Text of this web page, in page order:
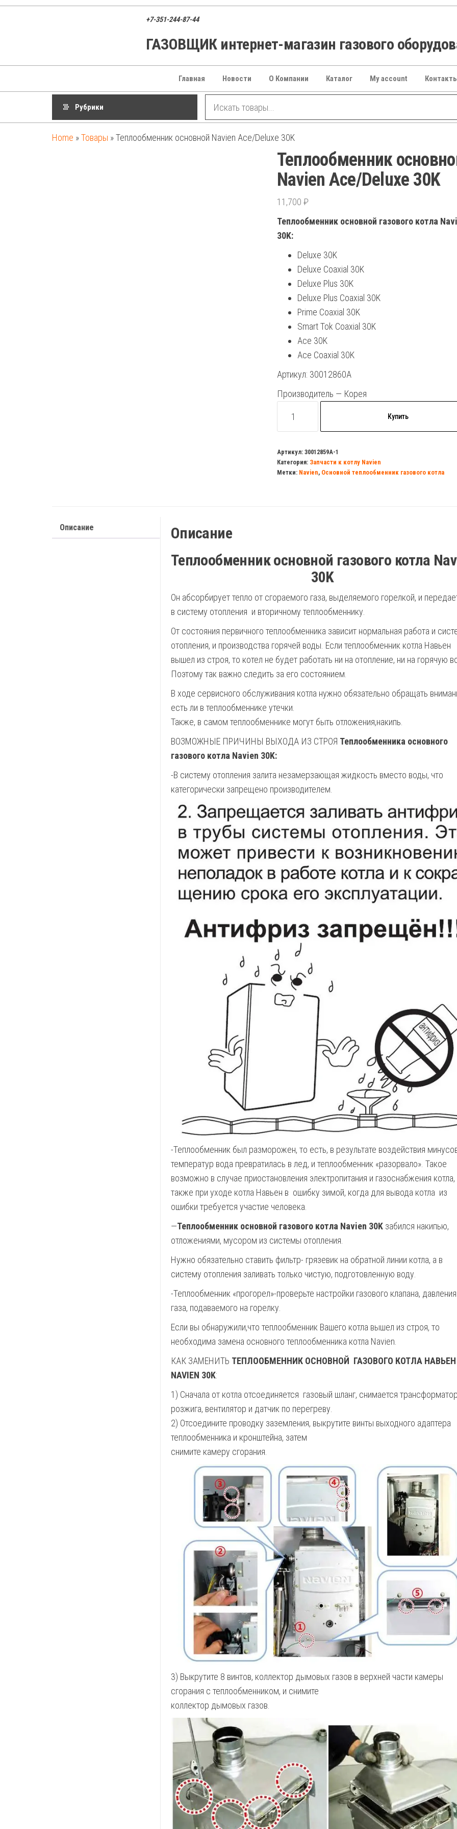
Перейти
отопления
+7-351-244-87-44
ГАЗОВЩИК интернет-магазин газового
Главная Новости О Компании Каталог My account
Рубрики
Home »Товары »Теплообменник основной Navien Ace/Deluxe 30K
Теплообменник
Navien Ace/Deluxe 30K
11,700 ₽
Теплообменник основной газового котла
30K:
Deluxe 30K
Deluxe Coaxial 30K
Deluxe Plus 30K
Deluxe Plus Coaxial 30K
Prime Coaxial 30K
Smart Tok Coaxial 30K
Ace 30K
Ace Coaxial 30K
Артикул: 30012860A
Производитель — Корея
товара
основной
Navien
Ace/Deluxe
Купить
Артикул: 30012859A-1
Категория: Запчасти к котлу Navien
Метки: Navien, Основной теплообменник газового котла
Описание
Описание
Теплообменник основной газового котла
30K
Он абсорбирует тепло от сгораемого газа, выделяемого горелкой, и
в систему отопления и вторичному теплообменнику.
От состояния первичного теплообменника зависит нормальная работа и
отопления, и производства горячей воды. Если теплообменник котла Навьен
вышел из строя, то котел не будет работать ни на отопление, ни на горячую
Поэтому так важно следить за его состоянием.
В ходе сервисного обслуживания котла нужно обязательно обращать
есть ли в теплообменнике утечки.
Также, в самом теплообменнике могут быть отложения,накипь.
ВОЗМОЖНЫЕ ПРИЧИНЫ ВЫХОДА ИЗ СТРОЯ Теплообменника основного
газового котла Navien 30K:
-В систему отопления залита незамерзающая жидкость вместо воды, что
категорически запрещено производителем.
-Теплообменник был разморожен, то есть, в результате воздействия
температур вода превратилась в лед, и теплообменник «разорвало». Такое
возможно в случае приостановления электропитания и газоснабжения котла,
также при уходе котла Навьен в ошибку зимой, когда для вывода котла из
ошибки требуется участие человека.
—Теплообменник основной газового котла Navien 30Kзабился накипью,
отложениями, мусором из системы отопления.
Нужно обязательно ставить фильтр- грязевик на обратной линии котла, а в
систему отопления заливать только чистую, подготовленную воду.
-Теплообменник «прогорел»-проверьте настройки газового клапана, давления
газа, подаваемого на горелку.
Если вы обнаружили,что теплообменник Вашего котла вышел из строя, то
необходима замена основного теплообменника котла Navien.
КАК ЗАМЕНИТЬ ТЕПЛООБМЕННИК ОСНОВНОЙ ГАЗОВОГО КОТЛА НАВЬЕН
NAVIEN 30K:
1) Сначала от котла отсоединяется газовый шланг, снимается
розжига, вентилятор и датчик по перегреву.
2) Отсоедините проводку заземления, выкрутите винты выходного адаптера
теплообменника и кронштейна, затем
снимите камеру сгорания.
3) Выкрутите 8 винтов, коллектор дымовых газов в верхней части камеры
сгорания с теплообменником, и снимите
коллектор дымовых газов.